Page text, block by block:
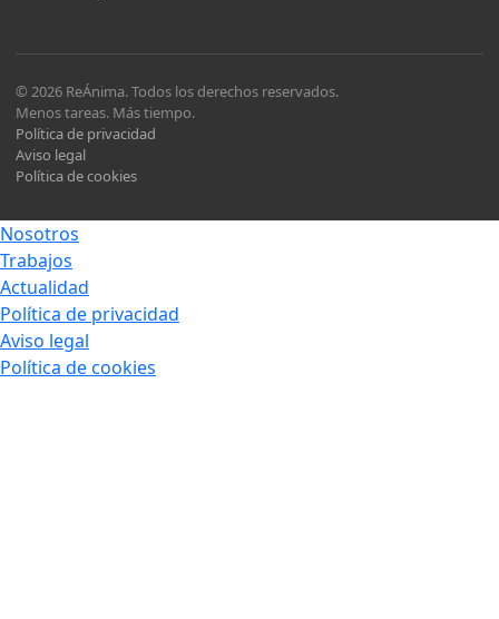
© 2026 ReÁnima. Todos los derechos reservados.
Menos tareas. Más tiempo.
Política de privacidad
Aviso legal
Política de cookies
Nosotros
Trabajos
Actualidad
Política de privacidad
Aviso legal
Política de cookies